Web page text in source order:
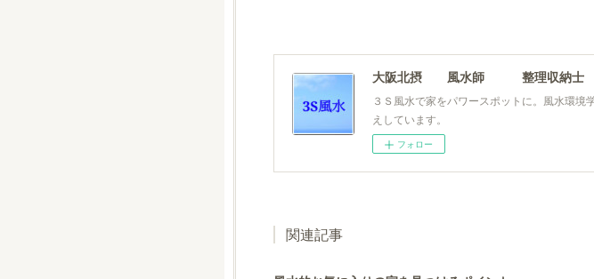
大阪北摂 風水師 整理収納士
３Ｓ風水で家をパワースポットに。風水環
えしています。
フォロー
関連記事